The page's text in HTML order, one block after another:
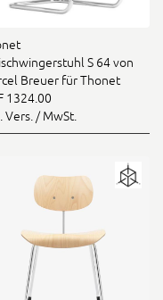
S 64 von
Breuer für Thonet
1324.00
Vers. / MwSt.